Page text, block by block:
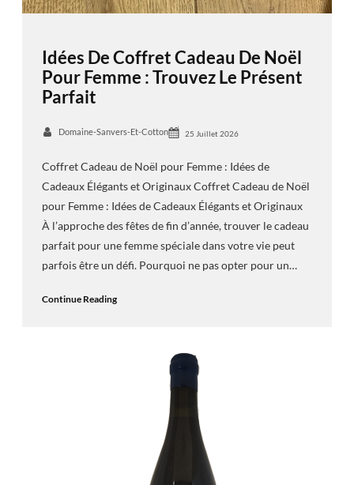
Idées De Coffret Cadeau De Noël
Pour Femme : Trouvez Le Présent
Parfait
Domaine-Sanvers-Et-Cotton 25 Juillet 2026
Coffret Cadeau de Noël pour Femme : Idées de
Cadeaux Élégants et Originaux Coffret Cadeau de Noël
pour Femme : Idées de Cadeaux Élégants et Originaux
À l’approche des fêtes de fin d’année, trouver le cadeau
parfait pour une femme spéciale dans votre vie peut
parfois être un défi. Pourquoi ne pas opter pour un…
Continue Reading